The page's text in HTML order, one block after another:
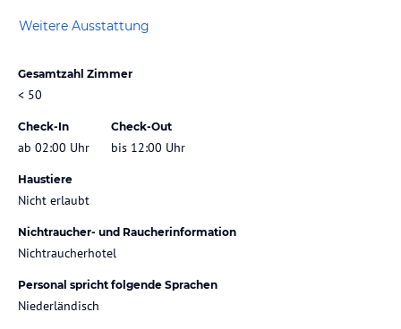
Weitere Ausstattung
Gesamtzahl Zimmer
< 50
Check-In
ab 02:00 Uhr
Check-Out
bis 12:00 Uhr
Haustiere
Nicht erlaubt
Nichtraucher- und Raucherinformation
Nichtraucherhotel
Personal spricht folgende Sprachen
Niederländisch